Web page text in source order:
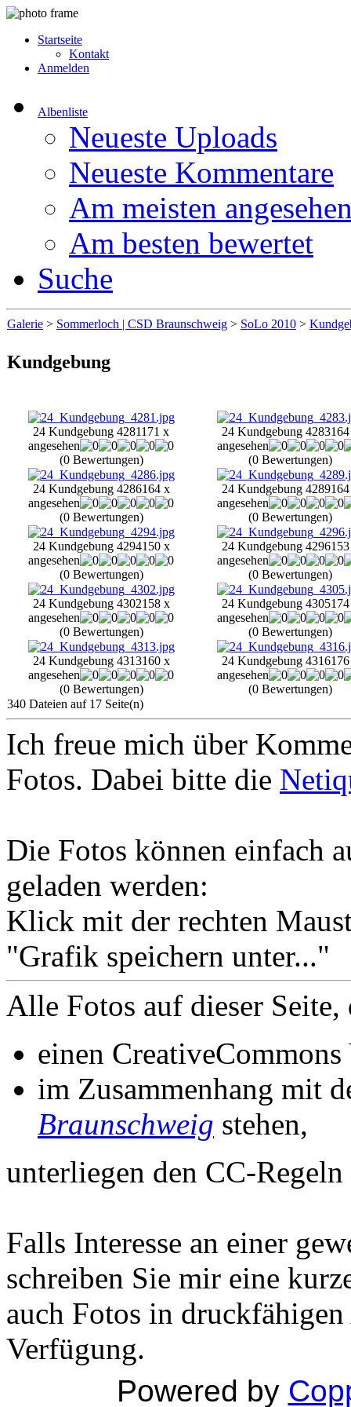
Startseite
Kontakt
Anmelden
Albenliste
Neueste Uploads
Neueste Kommentare
Am meisten
Am besten bewertet
Suche
Galerie > Sommerloch | CSD Braunschweig > SoLo 2010 >
Kundgebung
24 Kundgebung 4281171 x
angesehen
(0 Bewertungen)
24 Kundgebung 4283
angesehen
(0 Bewertungen)
24 Kundgebung 4286164 x
angesehen
(0 Bewertungen)
24 Kundgebung 4289
angesehen
(0 Bewertungen)
24 Kundgebung 4294150 x
angesehen
(0 Bewertungen)
24 Kundgebung 4296
angesehen
(0 Bewertungen)
24 Kundgebung 4302158 x
angesehen
(0 Bewertungen)
24 Kundgebung 4305
angesehen
(0 Bewertungen)
24 Kundgebung 4313160 x
angesehen
(0 Bewertungen)
24 Kundgebung 4316
angesehen
(0 Bewertungen)
340 Dateien auf 17 Seite(n)
Ich freue mich über
Fotos. Dabei bitte die
Die Fotos können einfach
geladen werden:
Klick mit der rechten
"Grafik speichern unter..."
Alle Fotos auf dieser Seite,
einen
im Zusammenhang mit
Braunschweig stehen,
unterliegen den CC-Regeln
Falls Interesse an einer
schreiben Sie mir eine
auch Fotos in
Verfügung.
Powered by